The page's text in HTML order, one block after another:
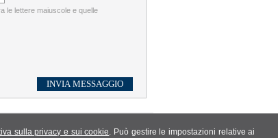
sulla privacy e sui cookie. Può gestire le impostazioni relative ai
le lettere maiuscole e quelle